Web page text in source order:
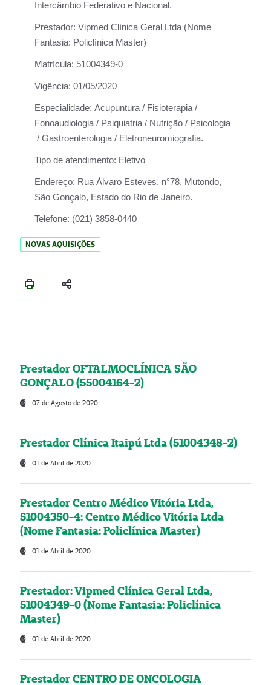
Intercâmbio Federativo e Nacional.
Prestador: Vipmed Clínica Geral Ltda (Nome
Fantasia: Policlínica Master)
Matrícula: 51004349-0
Vigência: 01/05/2020
Especialidade: Acupuntura / Fisioterapia /
Fonoaudiologia / Psiquiatria / Nutrição / Psicologia
/ Gastroenterologia / Eletroneuromiografia.
Tipo de atendimento: Eletivo
Endereço: Rua Àlvaro Esteves, n°78, Mutondo,
São Gonçalo, Estado do Rio de Janeiro.
Telefone: (021) 3858-0440
NOVAS AQUISIÇÕES
Prestador OFTALMOCLÍNICA SÃO
GONÇALO (55004164-2)
07 de Agosto de 2020
Prestador Clínica Itaipú Ltda (51004348-2)
01 de Abril de 2020
Prestador Centro Médico Vitória Ltda,
51004350-4: Centro Médico Vitória Ltda
(Nome Fantasia: Policlínica Master)
01 de Abril de 2020
Prestador: Vipmed Clínica Geral Ltda,
51004349-0 (Nome Fantasia: Policlínica
Master)
01 de Abril de 2020
Prestador CENTRO DE ONCOLOGIA